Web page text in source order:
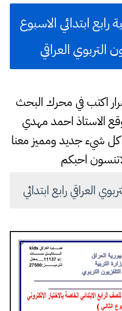
رابع ابتدائي الاسبوع
التربوي العراقي
اكتب في محرك البحث
الاستاذ احمد مهدي
شيء جديد ومميز معنا
احبكم
العراقي رابع ابتدائي